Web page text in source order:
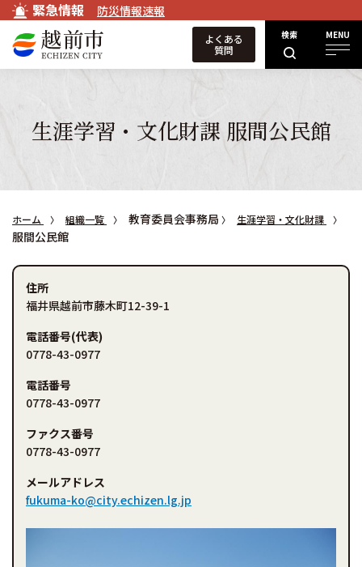
緊急情報 防災情報速報
検索 MENU
よくある
質問
生涯学習・文化財課 服間公民館
ホーム 組織一覧 教育委員会事務局 生涯学習・文化財課
服間公民館
住所
福井県越前市藤木町12-39-1
電話番号(代表)
0778-43-0977
電話番号
0778-43-0977
ファクス番号
0778-43-0977
メールアドレス
fukuma-ko@city.echizen.lg.jp